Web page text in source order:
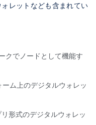
レットなども含まれてい
クでノードとして機能す
ム上のデジタルウォレッ
形式のデジタルウォレッ